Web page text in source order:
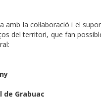
amb la col·laboració i el
del territori, que fan
de Grabuac